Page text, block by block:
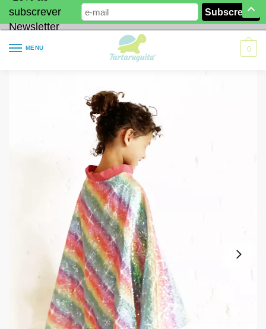
subscrever
Newsletter
MENU 0